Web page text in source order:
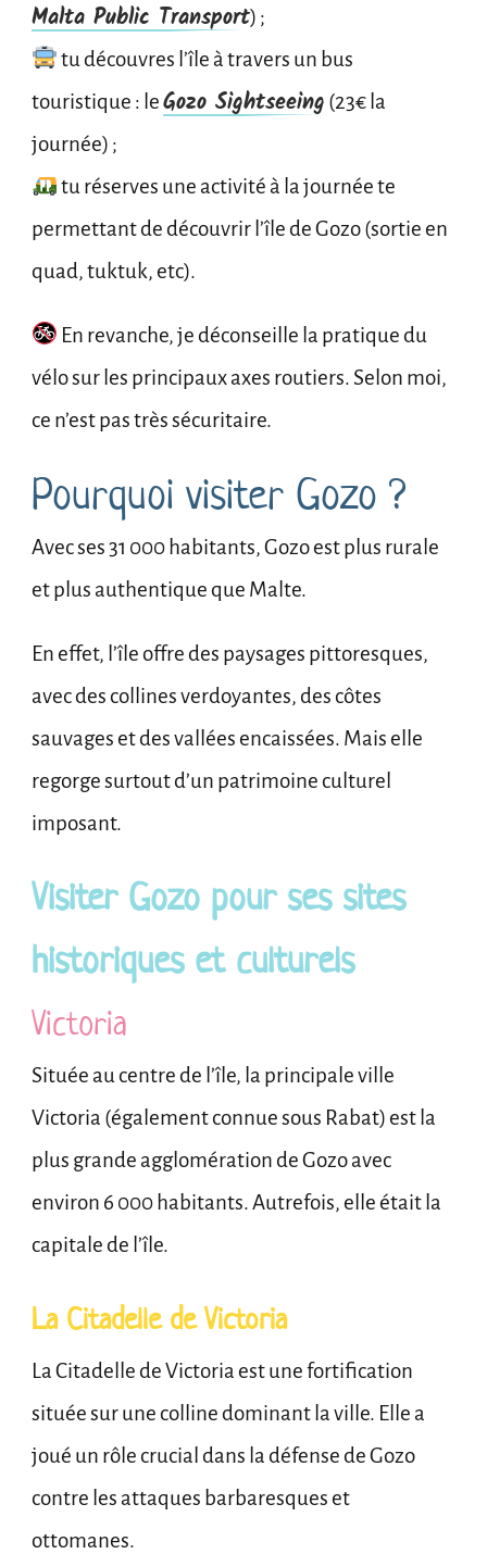
Malta Public Transport) ;
tu découvres l’île à travers un bus
touristique : leGozo Sightseeing (23€ la
journée) ;
tu réserves une activité à la journée te
permettant de découvrir l’île de Gozo (sortie en
quad, tuktuk, etc).
En revanche, je déconseille la pratique du
vélo sur les principaux axes routiers. Selon moi,
ce n’est pas très sécuritaire.
Pourquoi visiter Gozo ?
Avec ses 31 000 habitants, Gozo est plus rurale
et plus authentique que Malte.
En effet, l’île offre des paysages pittoresques,
avec des collines verdoyantes, des côtes
sauvages et des vallées encaissées. Mais elle
regorge surtout d’un patrimoine culturel
imposant.
Visiter Gozo pour ses sites
historiques et culturels
Victoria
Située au centre de l’île, la principale ville
Victoria (également connue sous Rabat) est la
plus grande agglomération de Gozo avec
environ 6 000 habitants. Autrefois, elle était la
capitale de l’île.
La Citadelle de Victoria
La Citadelle de Victoria est une fortification
située sur une colline dominant la ville. Elle a
joué un rôle crucial dans la défense de Gozo
contre les attaques barbaresques et
ottomanes.